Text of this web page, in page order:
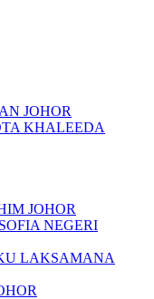
JOHOR
KHALEEDA
JOHOR
NEGERI
LAKSAMANA